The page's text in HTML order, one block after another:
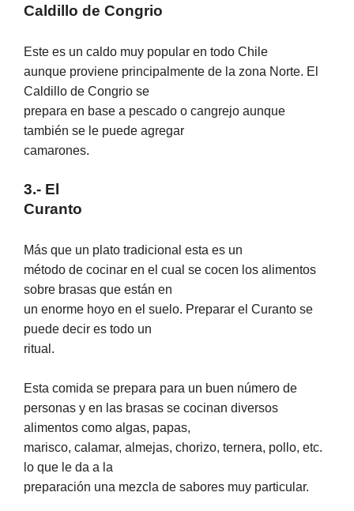
Caldillo de Congrio
Este es un caldo muy popular en todo Chile
aunque proviene principalmente de la zona Norte. El
Caldillo de Congrio se
prepara en base a pescado o cangrejo aunque
también se le puede agregar
camarones.
3.- El
Curanto
Más que un plato tradicional esta es un
método de cocinar en el cual se cocen los alimentos
sobre brasas que están en
un enorme hoyo en el suelo. Preparar el Curanto se
puede decir es todo un
ritual.
Esta comida se prepara para un buen número de
personas y en las brasas se cocinan diversos
alimentos como algas, papas,
marisco, calamar, almejas, chorizo, ternera, pollo, etc.
lo que le da a la
preparación una mezcla de sabores muy particular.